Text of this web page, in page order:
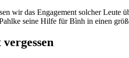
wir das Engagement solcher
seine Hilfe für Bình in einen